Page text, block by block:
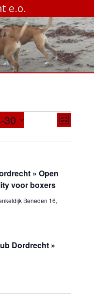
e.o.
navigatie
Lijst
30
» Open
voor boxers
Beneden 16,
Dordrecht »